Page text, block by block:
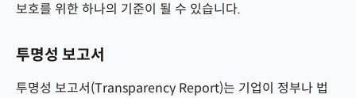
보호를 위한 하나의 기준이 될 수 있습니다.
투명성 보고서
투명성 보고서(Transparency Report)는 기업이 정부나 법